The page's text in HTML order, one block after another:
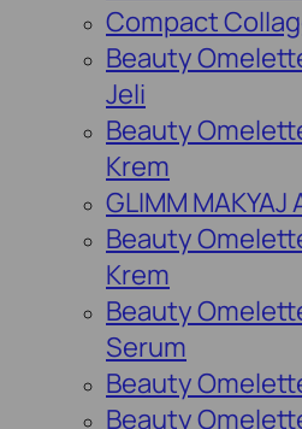
Compact
Beauty
Jeli
Beauty
Krem
GLIMM MAKYAJ
Beauty
Krem
Beauty
Serum
Beauty
Beauty